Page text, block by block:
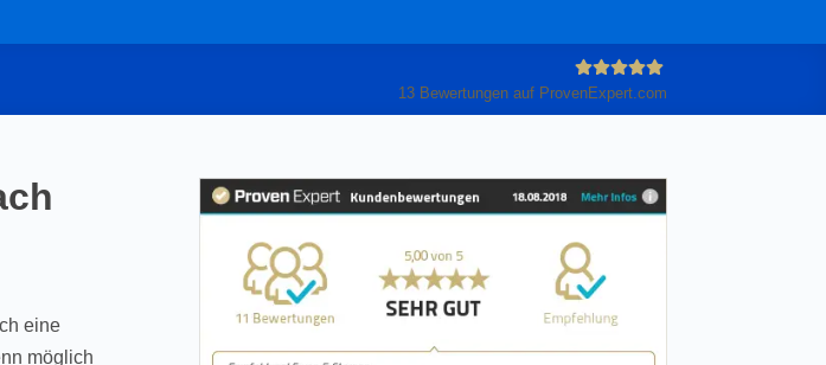
GmbH
13Bewertungen auf ProvenExpert.com
eine
möglich